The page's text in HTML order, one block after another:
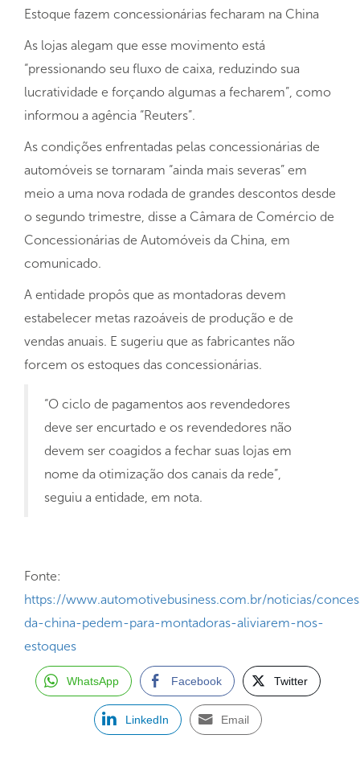
Estoque fazem concessionárias fecharam na China
As lojas alegam que esse movimento está
“pressionando seu fluxo de caixa, reduzindo sua
lucratividade e forçando algumas a fecharem”, como
informou a agência “Reuters”.
As condições enfrentadas pelas concessionárias de
automóveis se tornaram “ainda mais severas” em
meio a uma nova rodada de grandes descontos desde
o segundo trimestre, disse a Câmara de Comércio de
Concessionárias de Automóveis da China, em
comunicado.
A entidade propôs que as montadoras devem
estabelecer metas razoáveis ​​de produção e de
vendas anuais. E sugeriu que as fabricantes não
forcem os estoques das concessionárias.
“O ciclo de pagamentos aos revendedores
deve ser encurtado e os revendedores não
devem ser coagidos a fechar suas lojas em
nome da otimização dos canais da rede”,
seguiu a entidade, em nota.
Fonte:
https://www.automotivebusiness.com.br/noticias/
da-china-pedem-para-montadoras-aliviarem-nos-
estoques
WhatsApp Facebook Twitter
LinkedIn Email